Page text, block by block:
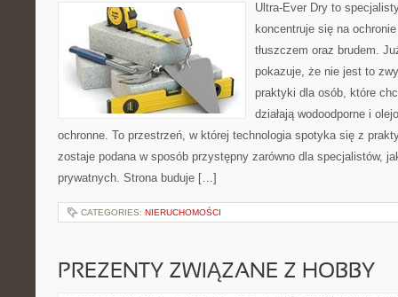
Ultra-Ever Dry to
koncentruje się na
tłuszczem oraz brudem.
pokazuje, że nie jest to
praktyki dla osób, które
działają wodoodporne i
ochronne. To przestrzeń, w której technologia spotyka się z
zostaje podana w sposób przystępny zarówno dla specjalistów,
prywatnych. Strona buduje […]
CATEGORIES: NIERUCHOMOŚCI
PREZENTY ZWIĄZANE Z HOBBY